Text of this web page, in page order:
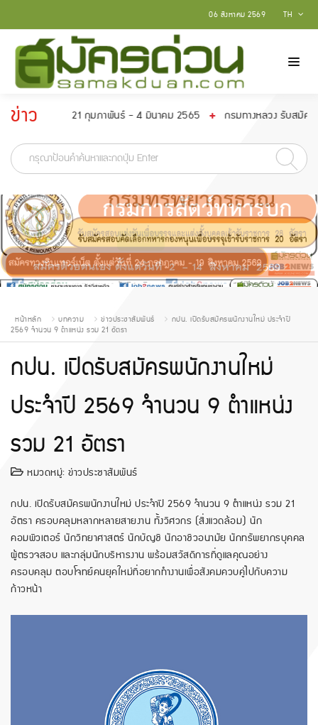
TH
06 สิงหาคม 2569
ข่าว
ประกาศ
ตั้งแต่วันที่ 21 กุมภาพันธ์ - 4 มีนาคม 2565 กรมทางหลวง รับสมัครเข้ารั
-
อ่านต่อ
หน้าหลัก บทความ ข่าวประชาสัมพันธ์
กปน. เปิดรับสมัครพนักงานใหม่ ประจำปี
2569 จำนวน 9 ตำแหน่ง รวม 21 อัตรา
กปน. เปิดรับสมัครพนักงานใหม่
ประจำปี 2569 จำนวน 9 ตำแหน่ง
รวม 21 อัตรา
หมวดหมู่: ข่าวประชาสัมพันธ์
กปน. เปิดรับสมัครพนักงานใหม่ ประจำปี 2569 จำนวน 9 ตำแหน่ง รวม 21
อัตรา ครอบคลุมหลากหลายสายงาน ทั้งวิศวกร (สิ่งแวดล้อม) นัก
คอมพิวเตอร์ นักวิทยาศาสตร์ นักบัญชี นักอาชีวอนามัย นักทรัพยากรบุคคล
ผู้ตรวจสอบ และกลุ่มนักบริหารงาน พร้อมสวัสดิการที่ดูแลคุณอย่าง
ครอบคลุม ตอบโจทย์คนยุคใหม่ที่อยากทำงานเพื่อสังคมควบคู่ไปกับความ
ก้าวหน้า